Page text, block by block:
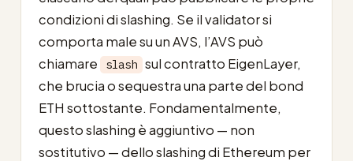
condizioni di slashing. Se il validator si
comporta male su un AVS, l’AVS può
chiamare
slash sul contratto EigenLayer,
che brucia o sequestra una parte del bond
ETH sottostante. Fondamentalmente,
questo slashing è aggiuntivo — non
sostitutivo — dello slashing di Ethereum per